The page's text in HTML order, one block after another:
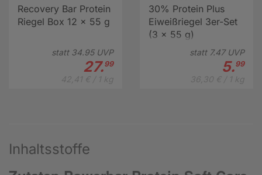
Recovery Bar Protein
Riegel Box 12 x 55 g
statt 34.95UVP
27.99
30% Protein Plus
Eiweißriegel 3er-Set
(3 x 55 g)
statt 7.47UVP
5.99
Inhaltsstoffe